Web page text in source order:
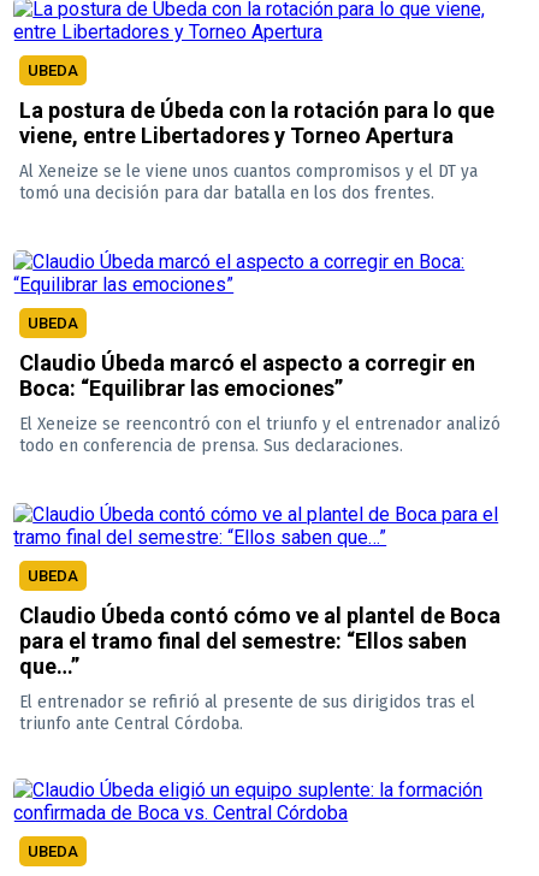
UBEDA
La postura de Úbeda con la rotación para lo que
viene, entre Libertadores y Torneo Apertura
Al Xeneize se le viene unos cuantos compromisos y el DT ya
tomó una decisión para dar batalla en los dos frentes.
UBEDA
Claudio Úbeda marcó el aspecto a corregir en
Boca: “Equilibrar las emociones”
El Xeneize se reencontró con el triunfo y el entrenador analizó
todo en conferencia de prensa. Sus declaraciones.
UBEDA
Claudio Úbeda contó cómo ve al plantel de Boca
para el tramo final del semestre: “Ellos saben
que…”
El entrenador se refirió al presente de sus dirigidos tras el
triunfo ante Central Córdoba.
UBEDA